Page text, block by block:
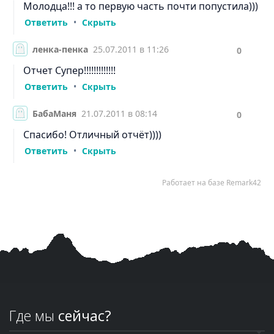
Где мы сейчас?